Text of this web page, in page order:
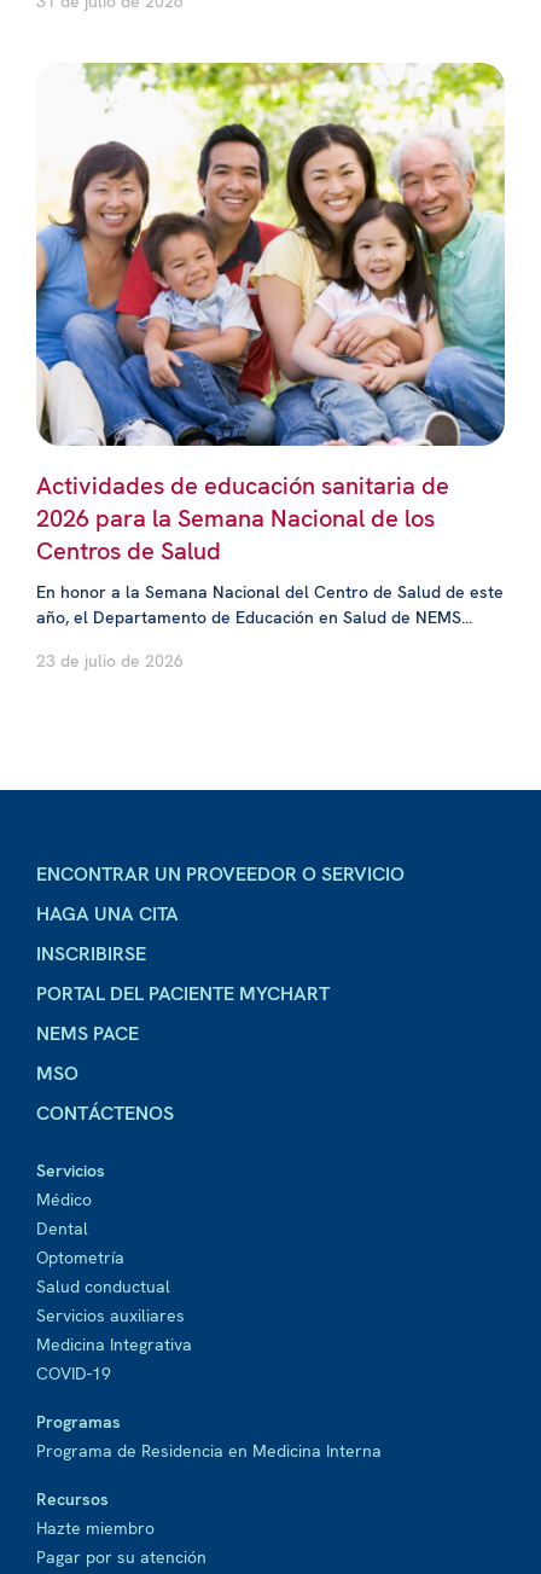
Actividades de educación sanitaria de
2026 para la Semana Nacional de los
Centros de Salud
En honor a la Semana Nacional del Centro de Salud de este
año, el Departamento de Educación en Salud de NEMS...
23 de julio de 2026
ENCONTRAR UN PROVEEDOR O SERVICIO
HAGA UNA CITA
INSCRIBIRSE
PORTAL DEL PACIENTE MYCHART
NEMS PACE
MSO
CONTÁCTENOS
Servicios
Médico
Dental
Optometría
Salud conductual
Servicios auxiliares
Medicina Integrativa
COVID-19
Programas
Programa de Residencia en Medicina Interna
Recursos
Hazte miembro
Pagar por su atención